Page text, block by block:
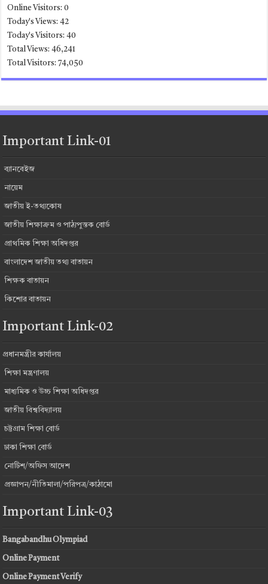
Online Visitors:0
Today's Views:42
Today's Visitors:40
Total Views:46,241
Total Visitors:74,050
Important Link-01
ব্যানবেইজ
নায়েম
জাতীয় ই-তথ্যকোষ
জাতীয় শিক্ষাক্রম ও পাঠ্যপুস্তক বোর্ড
প্রাথমিক শিক্ষা অধিদপ্তর
বাংলাদেশ জাতীয় তথ্য বাতায়ন
শিক্ষক বাতায়ন
কিশোর বাতায়ন
Important Link-02
প্রধানমন্ত্রীর কার্যালয়
শিক্ষা মন্ত্রণালয়
মাধ্যমিক ও উচ্চ শিক্ষা অধিদপ্তর
জাতীয় বিশ্ববিদ্যালয়
চট্টগ্রাম শিক্ষা বোর্ড
ঢাকা শিক্ষা বোর্ড
নোটিশ/অফিস আদেশ
প্রজ্ঞাপন/নীতিমালা/পরিপত্র/কাঠামো
Important Link-03
Bangabandhu Olympiad
Online Payment
Online Payment Verify